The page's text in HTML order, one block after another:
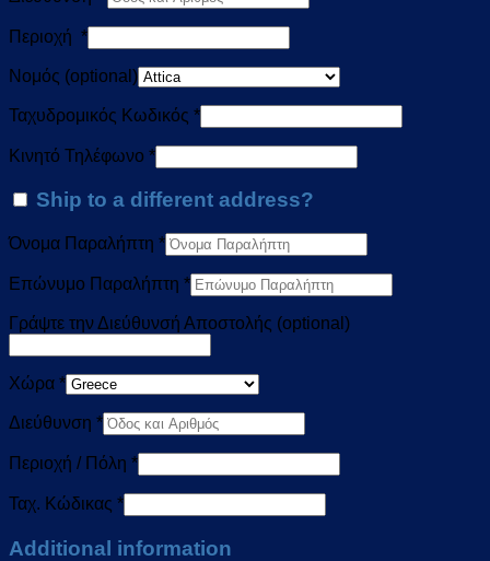
Περιοχή *
Νομός (optional)
Ταχυδρομικός Κωδικός *
Κινητό Τηλέφωνο *
Ship to a different address?
Όνομα Παραλήπτη *
Επώνυμο Παραλήπτη *
Γράψτε την Διεύθυνσή Αποστολής (optional)
Χώρα *
Διεύθυνση *
Περιοχή / Πόλη *
Ταχ. Κώδικας *
Additional information